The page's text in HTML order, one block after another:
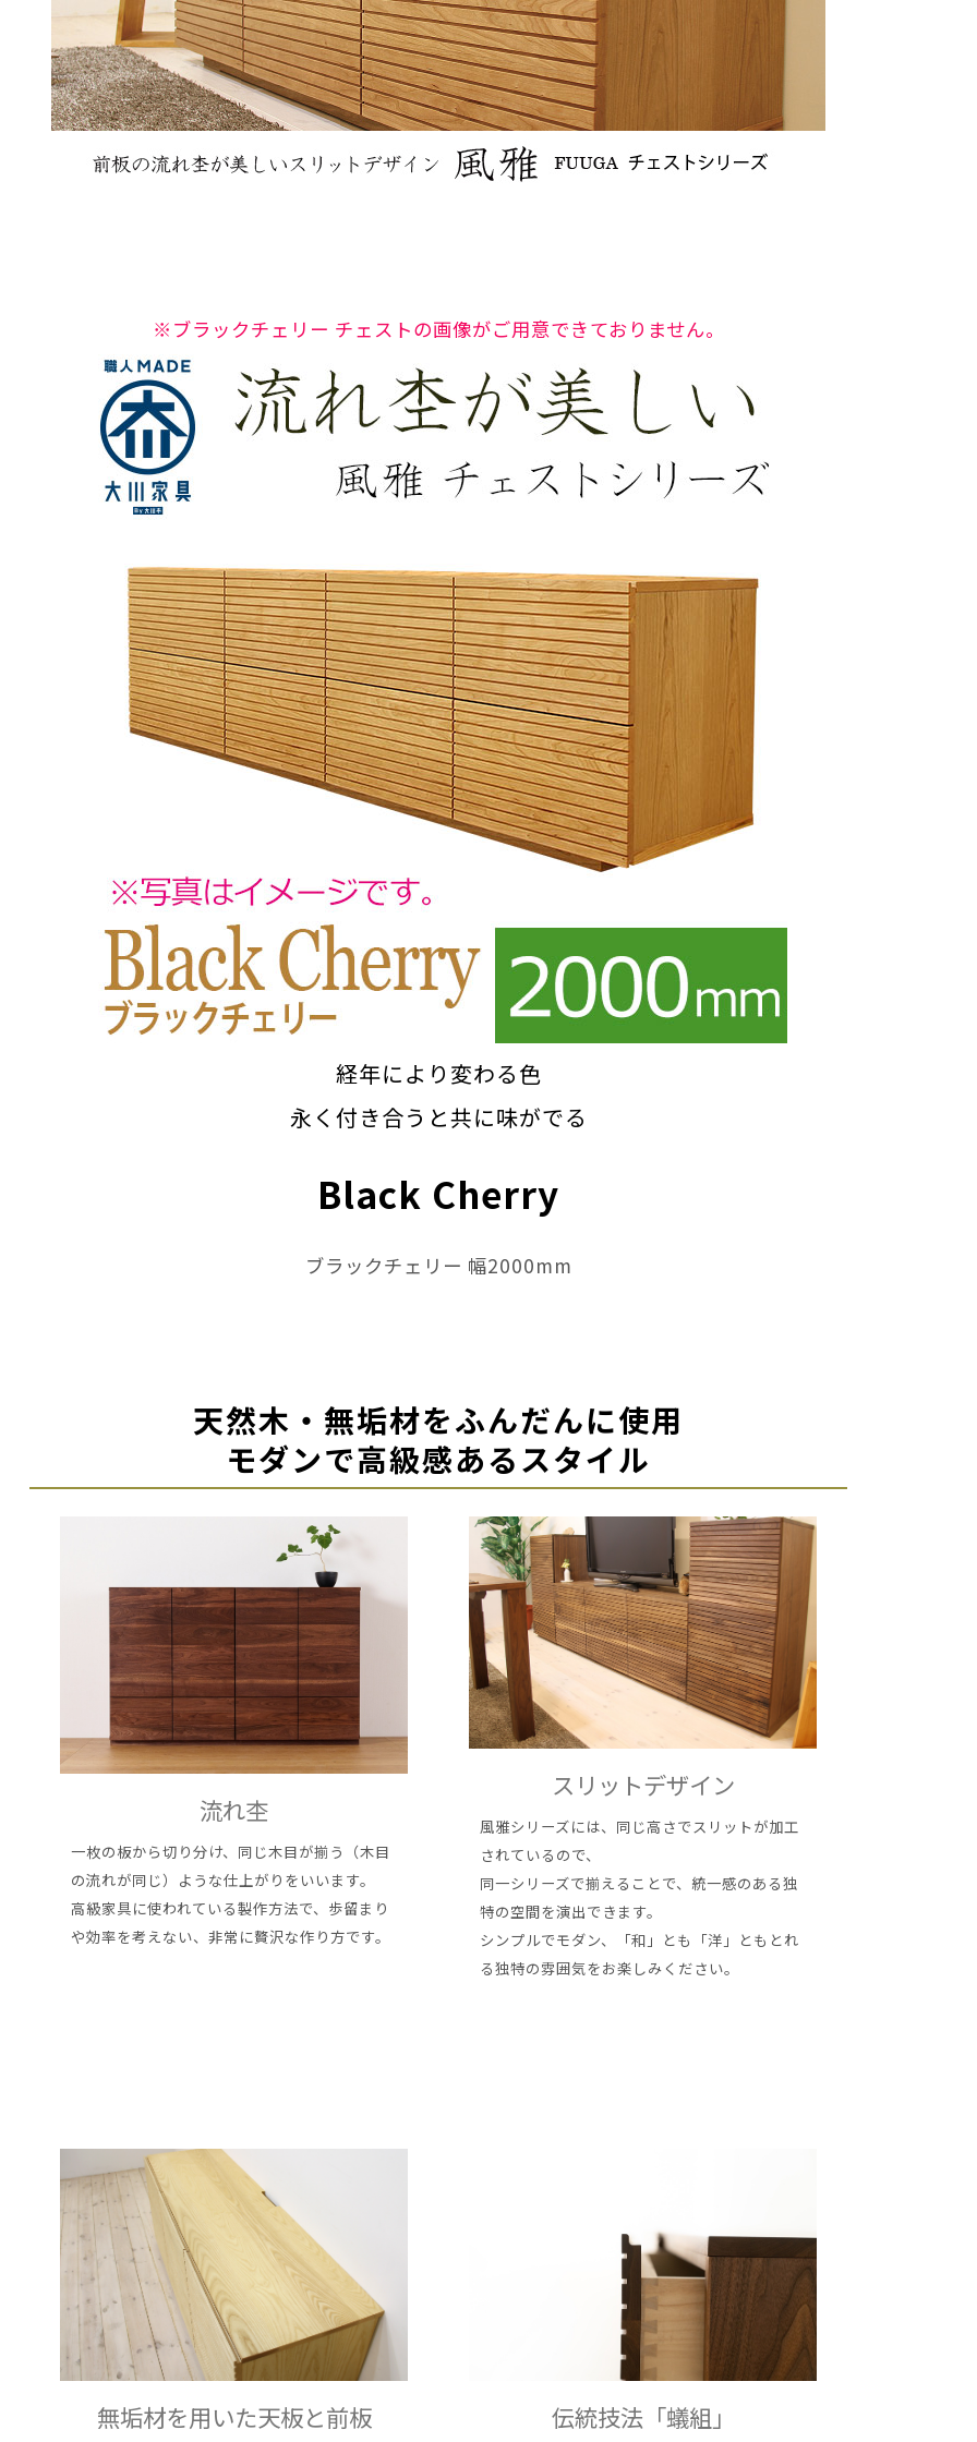
※ブラックチェリー チェストの画像がご用意できておりません。
経年により変わる色
永く付き合うと共に味がでる
Black Cherry
ブラックチェリー 幅2000mm
天然木・無垢材をふんだんに使用
モダンで高級感あるスタイル
流れ杢
一枚の板から切り分け、同じ木目が揃う（木目
の流れが同じ）ような仕上がりをいいます。
高級家具に使われている製作方法で、歩留まり
や効率を考えない、非常に贅沢な作り方です。
スリットデザイン
風雅シリーズには、同じ高さでスリットが加工
されているので、
同一シリーズで揃えることで、統一感のある独
特の空間を演出できます。
シンプルでモダン、「和」とも「洋」ともとれ
る独特の雰囲気をお楽しみください。
無垢材を用いた天板と前板 伝統技法「蟻組」